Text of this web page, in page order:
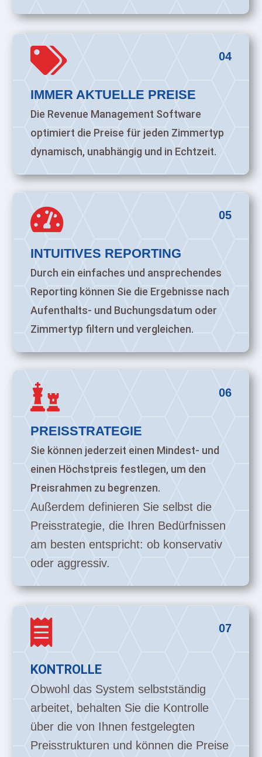
04

IMMER AKTUELLE PREISE
Die Revenue Management Software
optimiert die Preise für jeden Zimmertyp
dynamisch, unabhängig und in Echtzeit.
05

INTUITIVES REPORTING
Durch ein einfaches und ansprechendes
Reporting können Sie die Ergebnisse nach
Aufenthalts- und Buchungsdatum oder
Zimmertyp filtern und vergleichen.
06

PREISSTRATEGIE
Sie können jederzeit einen Mindest- und
einen Höchstpreis festlegen, um den
Preisrahmen zu begrenzen.
Außerdem definieren Sie selbst die
Preisstrategie, die Ihren Bedürfnissen
am besten entspricht: ob konservativ
oder aggressiv.
07

KONTROLLE
Obwohl das System selbstständig
arbeitet, behalten Sie die Kontrolle
über die von Ihnen festgelegten
Preisstrukturen und können die Preise